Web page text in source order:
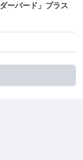
ーバード」プラス